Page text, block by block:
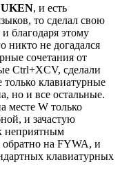
, и есть
то сделал свою
благодаря этому
никто не догадался
сочетания от
Ctrl+XCV, сделали
только клавиатурные
но и все остальные.
месте W только
и зачастую
неприятным
на FYWA, и
клавиатурных